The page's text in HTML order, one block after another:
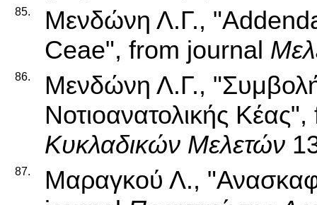
85.
Μενδώνη Λ.Γ.,
Ceae", from journal
86.
Μενδώνη Λ.Γ.,
Νοτιοανατολικής
Κυκλαδικών Μελετών
87.
Μαραγκού Λ.,